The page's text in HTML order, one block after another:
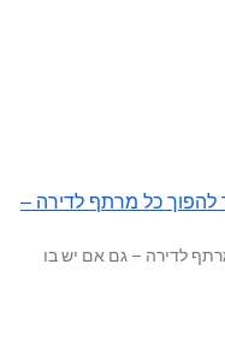
כל מרתף לדירה –
לדירה – גם אם יש בו